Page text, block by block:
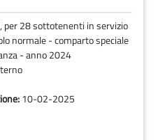
per 28 sottotenenti in servizio
normale - comparto speciale
- anno 2024
10-02-2025